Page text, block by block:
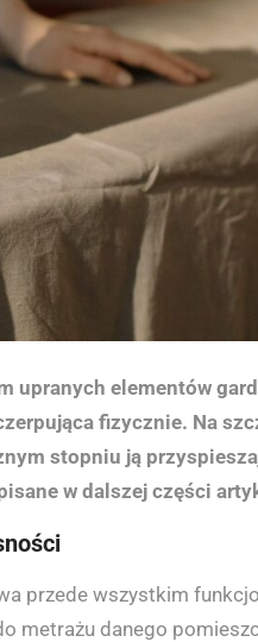
upranych elementów
fizycznie. Na
stopniu ją
w dalszej części
przede wszystkim
metrażu danego